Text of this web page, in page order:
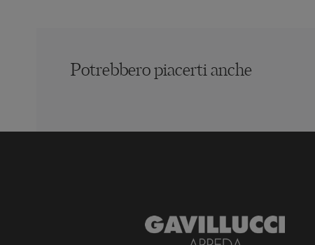
Potrebbero piacerti anche